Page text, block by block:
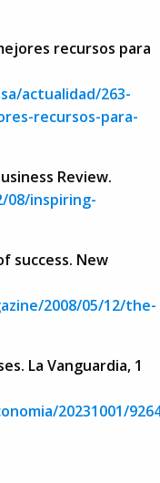
recursos para
actualidad/263-
recursos-para-
Review.
08/inspiring-
success. New
2008/05/12/the-
La Vanguardia, 1
20231001/